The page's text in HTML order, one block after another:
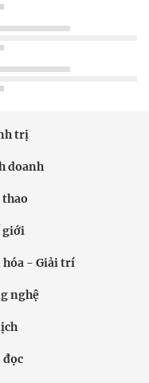
trị
doanh
thao
giới
hóa - Giải trí
nghệ
đọc